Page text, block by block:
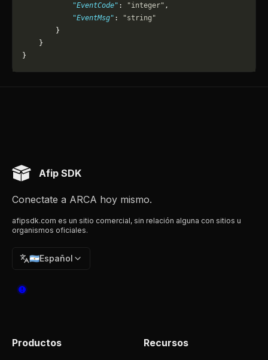
            "EventCode"
: "integer" ,
            "EventMsg"
:
"string"
        }
    }
}
Afip SDK
Conectate a ARCA hoy mismo.
afipsdk.com es un sitio comercial, sin relación alguna con sitios u
organismos oficiales.
🇦🇷Español
Productos
Recursos